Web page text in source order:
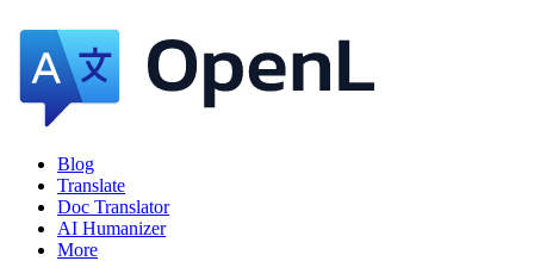
Blog
Translate
Doc Translator
AI Humanizer
More